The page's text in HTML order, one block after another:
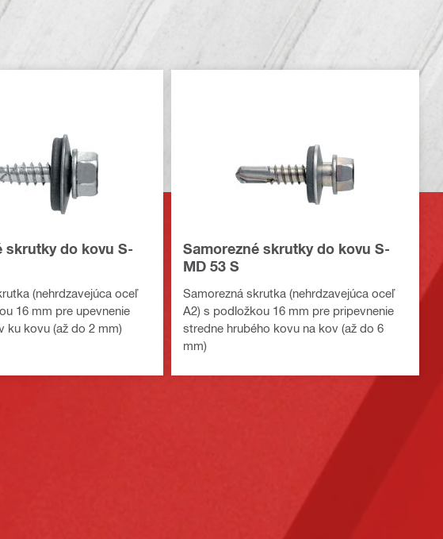
skrutky do kovu S-
(nehrdzavejúca oceľ
16 mm pre upevnenie
ku kovu (až do 2 mm)
Samorezné skrutky do kovu S-
MD 53 S
Samorezná skrutka (nehrdzavejúca oceľ
A2) s podložkou 16 mm pre pripevnenie
stredne hrubého kovu na kov (až do 6
mm)